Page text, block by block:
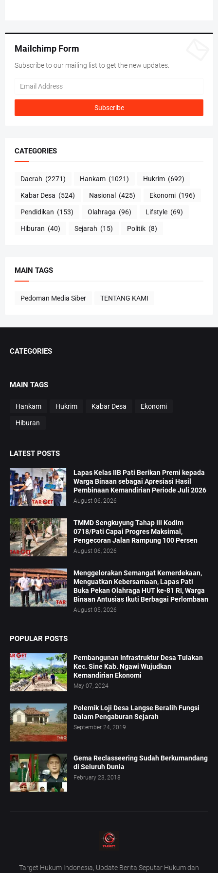
Mailchimp Form
Subscribe to our mailing list to get the new updates.
CATEGORIES
Daerah (2271) Hankam (1021) Hukrim (692)
Kabar Desa (524) Nasional (425) Ekonomi (196)
Pendidikan (153) Olahraga (96) Lifstyle (69)
Hiburan (40) Sejarah (15) Politik (8)
MAIN TAGS
Pedoman Media Siber TENTANG KAMI
CATEGORIES
MAIN TAGS
Hankam Hukrim Kabar Desa Ekonomi
Hiburan
LATEST POSTS
Lapas Kelas IIB Pati Berikan Premi kepada
Warga Binaan sebagai Apresiasi Hasil
Pembinaan Kemandirian Periode Juli 2026
August 06, 2026
TMMD Sengkuyung Tahap III Kodim
0718/Pati Capai Progres Maksimal,
Pengecoran Jalan Rampung 100 Persen
August 06, 2026
Menggelorakan Semangat Kemerdekaan,
Menguatkan Kebersamaan, Lapas Pati
Buka Pekan Olahraga HUT ke-81 RI, Warga
Binaan Antusias Ikuti Berbagai Perlombaan
August 05, 2026
POPULAR POSTS
Pembangunan Infrastruktur Desa Tulakan
Kec. Sine Kab. Ngawi Wujudkan
Kemandirian Ekonomi
May 07, 2024
Polemik Loji Desa Langse Beralih Fungsi
Dalam Pengaburan Sejarah
September 24, 2019
Gema Reclasseering Sudah Berkumandang
di Seluruh Dunia
February 23, 2018
Target Hukum Indonesia, Update Berita Seputar Hukum dan